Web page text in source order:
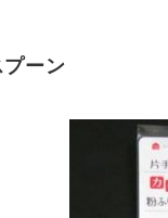
ーン